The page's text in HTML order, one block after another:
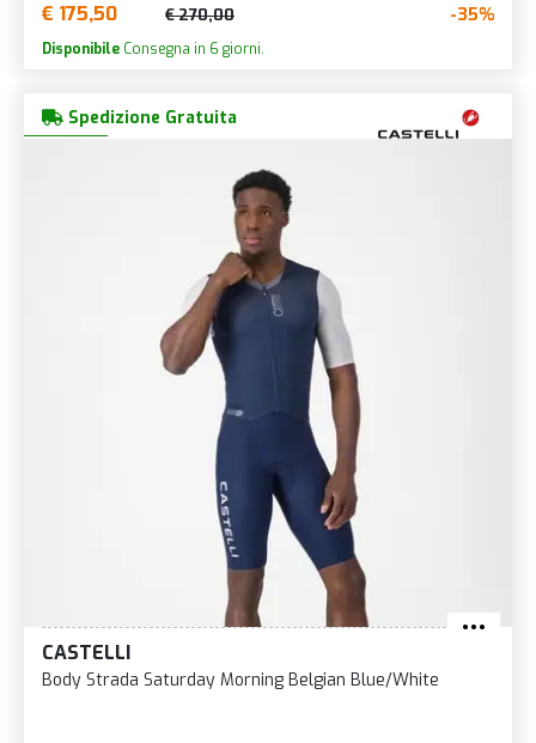
€ 175,50 € 270,00 -35%
Disponibile Consegna in 6 giorni.
Spedizione Gratuita
CASTELLI
Body Strada Saturday Morning Belgian Blue/White